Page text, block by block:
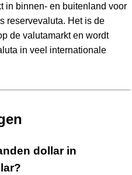
in binnen- en buitenland voor
reservevaluta. Het is de
de valutamarkt en wordt
in veel internationale
dollar in